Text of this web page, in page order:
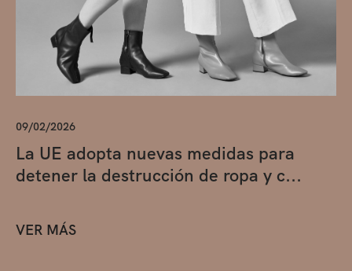
09/02/2026
La UE adopta nuevas medidas para
detener la destrucción de ropa y c...
VER MÁS